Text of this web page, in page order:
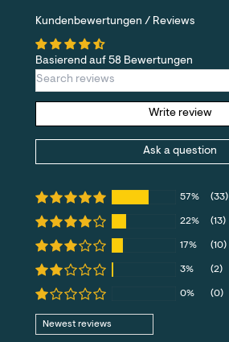
Kundenbewertungen / Reviews
Basierend auf 58 Bewertungen
Write review
Ask a question
57% (33)
22% (13)
17% (10)
3% (2)
0% (0)
Sort by